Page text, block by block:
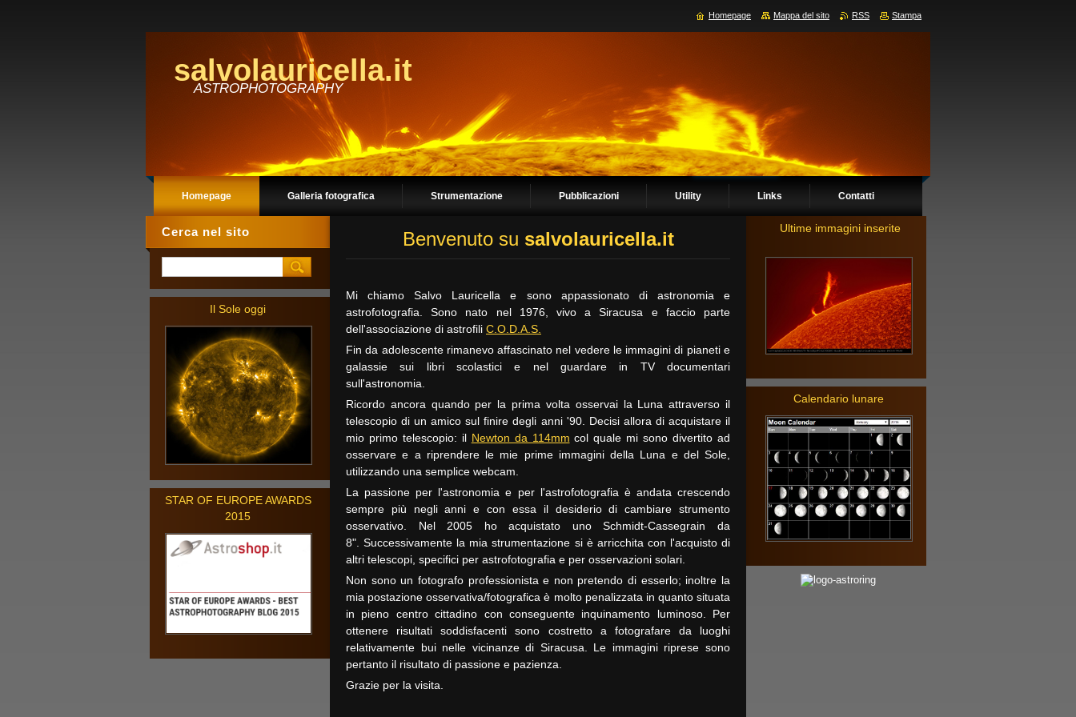
salvolauricella.it
ASTROPHOTOGRAPHY
Homepage Galleria fotografica Strumentazione Pubblicazioni Utility Links Contatti
Benvenuto su salvolauricella.it
Mi chiamo Salvo Lauricella e sono appassionato di astronomia e
astrofotografia. Sono nato nel 1976, vivo a Siracusa e faccio parte
dell'associazione di astrofili C.O.D.A.S.
Fin da adolescente rimanevo affascinato nel vedere le immagini di pianeti e
galassie sui libri scolastici e nel guardare in TV documentari
sull'astronomia.
Ricordo ancora quando per la prima volta osservai la Luna attraverso il
telescopio di un amico sul finire degli anni '90. Decisi allora di acquistare il
mio primo telescopio: il Newton da 114mm col quale mi sono divertito ad
osservare e a riprendere le mie prime immagini della Luna e del Sole,
utilizzando una semplice webcam.
La passione per l'astronomia e per l'astrofotografia è andata crescendo
sempre più negli anni e con essa il desiderio di cambiare strumento
osservativo. Nel 2005 ho acquistato uno Schmidt-Cassegrain da
8".Successivamente la mia strumentazione si è arricchita con l'acquisto di
altri telescopi, specifici per astrofotografia e per osservazioni solari.
Non sono un fotografo professionista e non pretendo di esserlo; inoltre la
mia postazione osservativa/fotografica è molto penalizzata in quanto situata
in pieno centro cittadino con conseguente inquinamento luminoso. Per
ottenere risultati soddisfacenti sono costretto a fotografare da luoghi
relativamente bui nelle vicinanze di Siracusa. Le immagini riprese sono
pertanto il risultato di passione e pazienza.
Grazie per la visita.
Cerca nel sito
Il Sole oggi
STAR OF EUROPE AWARDS
2015
Ultime immagini inserite
Calendario lunare
Homepage Mappa del sito RSS Stampa